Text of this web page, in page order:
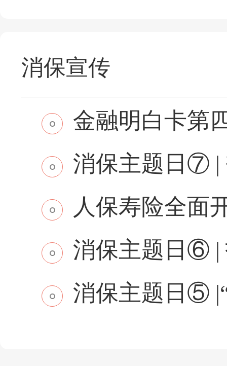
消保宣传
金融明白卡第
消保主题日⑦ |
人保寿险全面
消保主题日⑥ |
消保主题日⑤